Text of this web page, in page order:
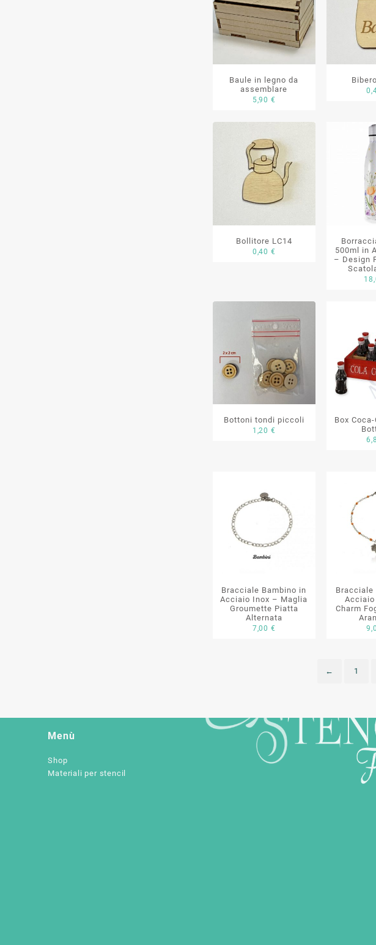
Baule in legno da
assemblare
5,90 €
Bollitore LC14
0,40 €
500ml in
– Design
Bottoni tondi piccoli
1,20 €
Box
Bracciale Bambino in
Acciaio Inox – Maglia
Groumette Piatta
Alternata
7,00 €
Bracciale
Charm
← 1
Menù
Shop
Materiali per stencil